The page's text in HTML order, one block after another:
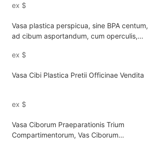
ex $
Vasa plastica perspicua, sine BPA centum,
ad cibum asportandum, cum operculis,
ex $
Vasa Cibi Plastica Pretii Officinae Vendita
ex $
Vasa Ciborum Praeparationis Trium
Compartimentorum, Vas Ciborum